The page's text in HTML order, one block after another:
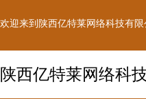
欢迎来到陕西亿特莱网络科技有限
陕西亿特莱网络科